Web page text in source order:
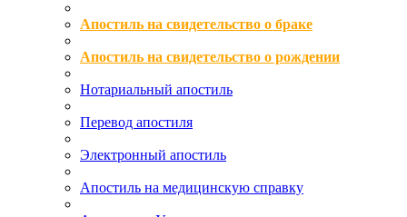
Апостиль на свидетельство о браке
Апостиль на свидетельство о рождении
Нотариальный апостиль
Перевод апостиля
Электронный апостиль
Апостиль на медицинскую справку